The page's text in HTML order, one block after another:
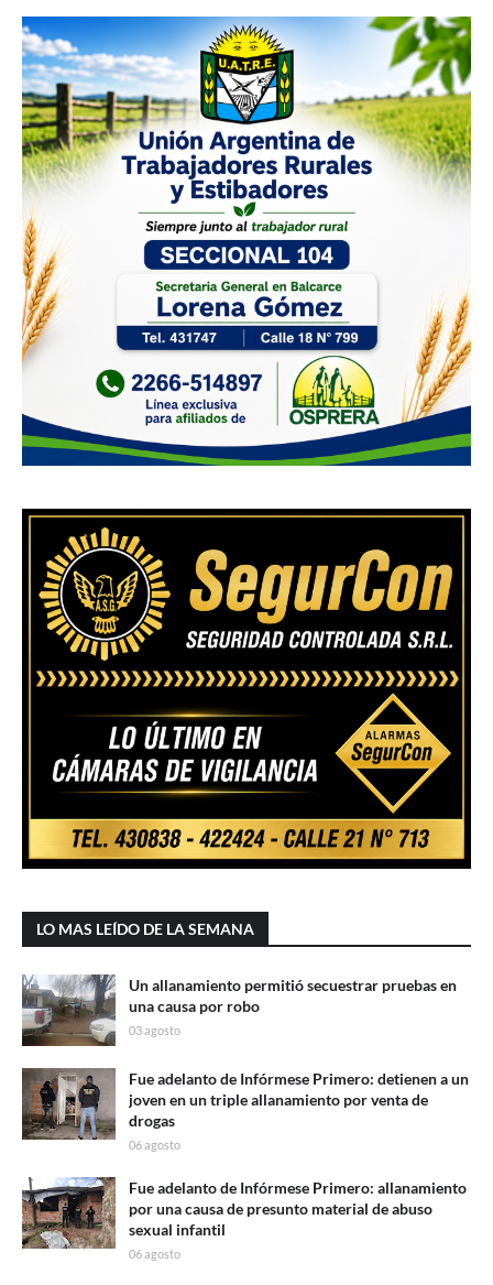
LO MAS LEÍDO DE LA SEMANA
Un allanamiento permitió secuestrar pruebas en
una causa por robo
03 agosto
Fue adelanto de Infórmese Primero: detienen a un
joven en un triple allanamiento por venta de
drogas
06 agosto
Fue adelanto de Infórmese Primero: allanamiento
por una causa de presunto material de abuso
sexual infantil
06 agosto